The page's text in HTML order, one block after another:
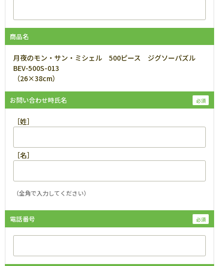
商品名
月夜のモン・サン・ミシェル 500ピース ジグソーパズル
BEV-500S-013
（26×38cm）
お問い合わせ時氏名
［姓］
［名］
（全角で入力してください）
電話番号